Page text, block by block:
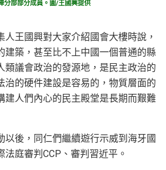
分部部分成員。圖/王國興提供
王國興對大家介紹國會大樓時說，
建築，甚至比不上中國一個普通的縣
類議會政治的發源地，是民主政治的
治的硬件建設是容易的，物質層面的
建人們內心的民主殿堂是長期而艱難
以後，同仁們繼續遊行示威到海牙國
法庭審判CCP、審判習近平。